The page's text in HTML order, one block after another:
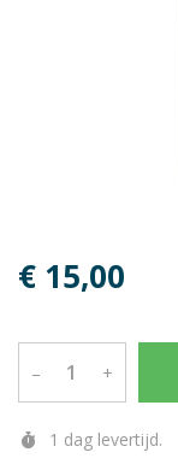
€ 15,00
– +
1 dag levertijd.